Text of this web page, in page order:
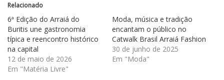
Relacionado
6ª Edição do Arraiá do
Buritis une gastronomia
típica e reencontro histórico
na capital
12 de maio de 2026
Em "Matéria Livre"
Moda, música e tradição
encantam o público no
Catwalk Brasil Arraiá Fashion
30 de junho de 2025
Em "Moda"